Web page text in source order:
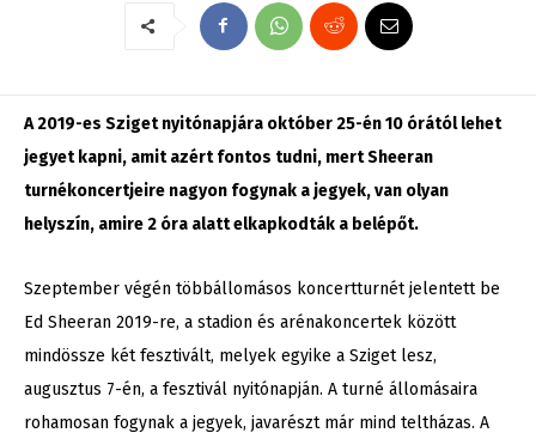
A 2019-es Sziget nyitónapjára október 25-én 10 órától lehet
jegyet kapni, amit azért fontos tudni, mert Sheeran
turnékoncertjeire nagyon fogynak a jegyek, van olyan
helyszín, amire 2 óra alatt elkapkodták a belépőt.
Szeptember végén többállomásos koncertturnét jelentett be
Ed Sheeran 2019-re, a stadion és arénakoncertek között
mindössze két fesztivált, melyek egyike a Sziget lesz,
augusztus 7-én, a fesztivál nyitónapján. A turné állomásaira
rohamosan fogynak a jegyek, javarészt már mind teltházas. A